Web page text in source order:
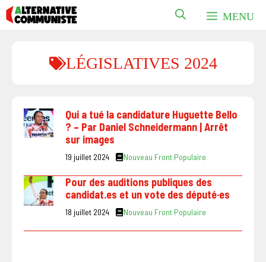
Aller
au
MENU
LÉGISLATIVES 2024
Qui a tué la candidature Huguette Bello
? – Par Daniel Schneidermann | Arrêt
sur images
19 juillet 2024 Nouveau Front Populaire
Pour des auditions publiques des
candidat.es et un vote des député·es
18 juillet 2024 Nouveau Front Populaire